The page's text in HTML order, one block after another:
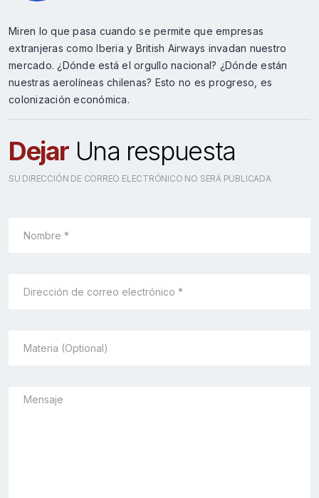
Miren lo que pasa cuando se permite que empresas
extranjeras como Iberia y British Airways invadan nuestro
mercado. ¿Dónde está el orgullo nacional? ¿Dónde están
nuestras aerolíneas chilenas? Esto no es progreso, es
colonización económica.
Dejar Una respuesta
SU DIRECCIÓN DE CORREO ELECTRÓNICO NO SERÁ PUBLICADA